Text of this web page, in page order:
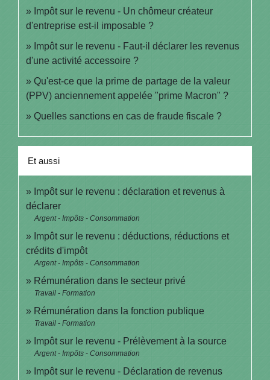
Impôt sur le revenu - Un chômeur créateur
d'entreprise est-il imposable ?
Impôt sur le revenu - Faut-il déclarer les revenus
d'une activité accessoire ?
Qu'est-ce que la prime de partage de la valeur
(PPV) anciennement appelée "prime Macron" ?
Quelles sanctions en cas de fraude fiscale ?
Et aussi
Impôt sur le revenu : déclaration et revenus à
déclarer
Argent - Impôts - Consommation
Impôt sur le revenu : déductions, réductions et
crédits d'impôt
Argent - Impôts - Consommation
Rémunération dans le secteur privé
Travail - Formation
Rémunération dans la fonction publique
Travail - Formation
Impôt sur le revenu - Prélèvement à la source
Argent - Impôts - Consommation
Impôt sur le revenu - Déclaration de revenus